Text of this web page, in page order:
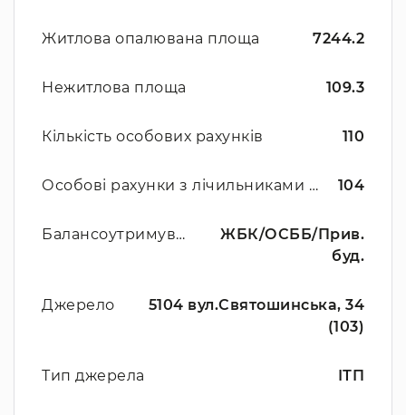
Житлова опалювана площа 7244.2
Нежитлова площа 109.3
Кількість особових рахунків 110
Особові рахунки з лічильниками ЦО 104
Балансоутримувач
ЖБК/ОСББ/Прив.
буд.
Джерело
5104 вул.Святошинська, 34
(103)
Тип джерела ІТП